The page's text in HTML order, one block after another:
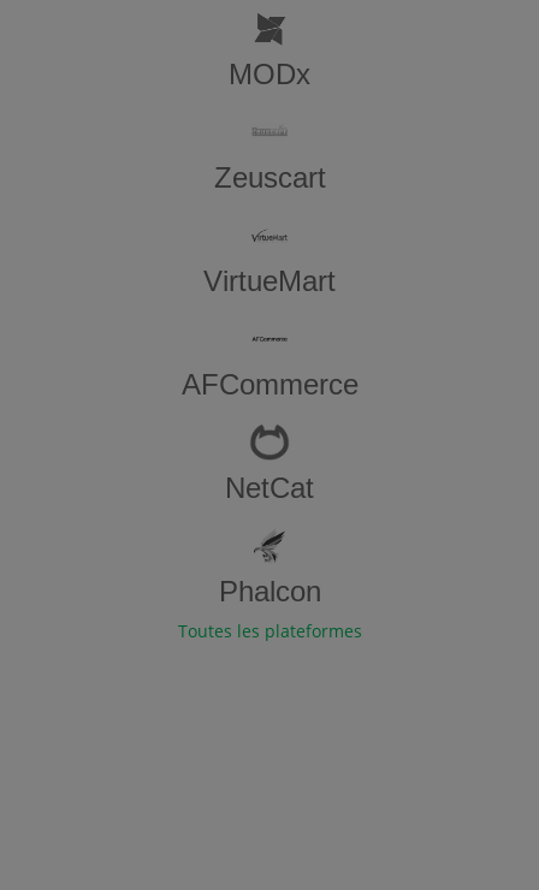
MODx
Zeuscart
VirtueMart
AFCommerce
NetCat
Phalcon
Toutes les plateformes